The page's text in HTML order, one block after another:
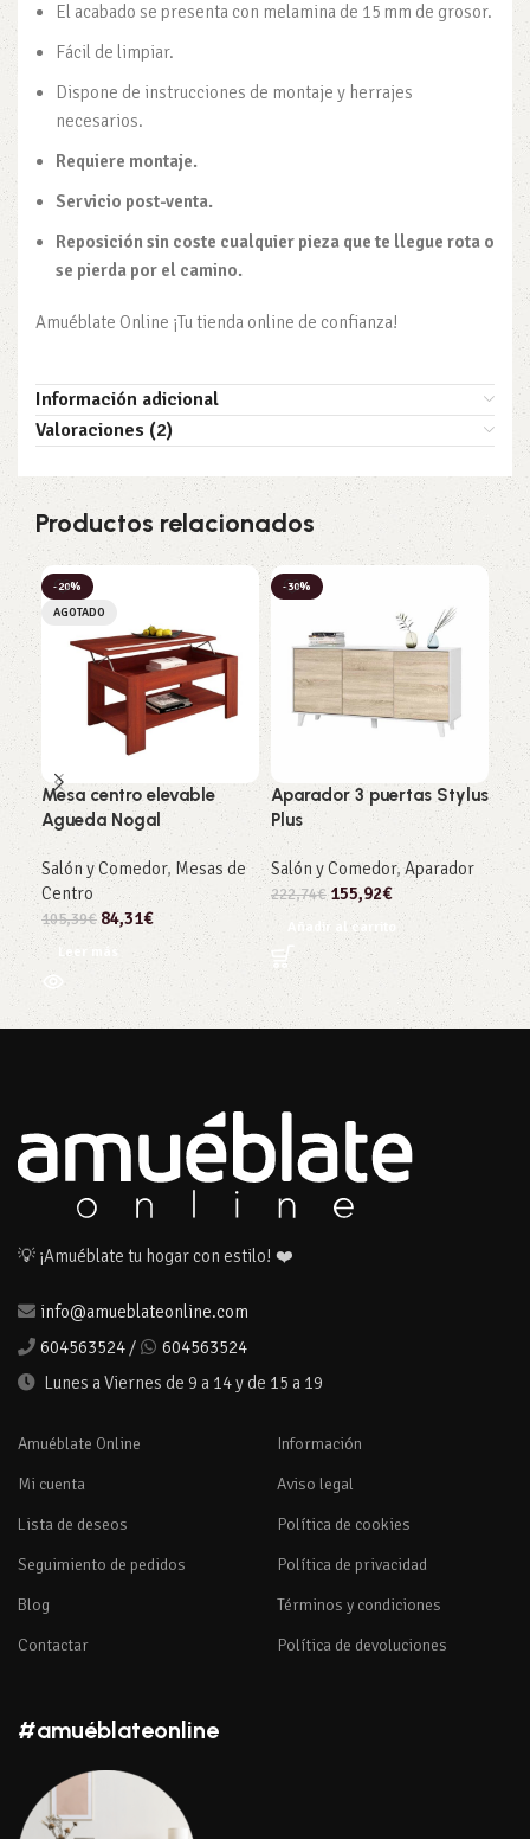
El acabado se presenta con melamina de 15 mm de grosor.
Fácil de limpiar.
Dispone de instrucciones de montaje y herrajes
necesarios.
Requiere montaje.
Servicio post-venta.
Reposición sin coste cualquier pieza que te llegue rota o
se pierda por el camino.
Amuéblate Online ¡Tu tienda online de confianza!
Información adicional
Valoraciones (2)
Productos relacionados
-20%
AGOTADO
Mesa centro elevable
Agueda Nogal
Salón y Comedor, Mesas de
Centro
105,39€ 84,31€
Leer más
-30%
Aparador 3 puertas Stylus
Plus
Salón y Comedor,Aparador
222,74€ 155,92€
Añadir al carrito
💡 ¡Amuéblate tu hogar con estilo! ❤️
info@amueblateonline.com
604563524 /
604563524
Lunes a Viernes de 9 a 14 y de 15 a 19
Amuéblate Online
Mi cuenta
Lista de deseos
Seguimiento de pedidos
Blog
Contactar
Información
Aviso legal
Política de cookies
Política de privacidad
Términos y condiciones
Política de devoluciones
#amuéblateonline